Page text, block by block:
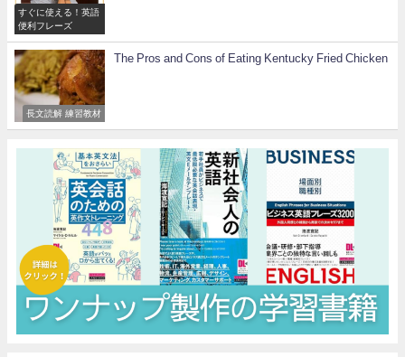
すぐに使える！英語
便利フレーズ
長文読解 練習教材
The Pros and Cons of Eating Kentucky Fried Chicken